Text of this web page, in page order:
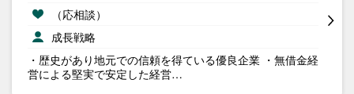
（応相談）
成長戦略
・歴史があり地元での信頼を得ている優良企業 ・無借金経
営による堅実で安定した経営…